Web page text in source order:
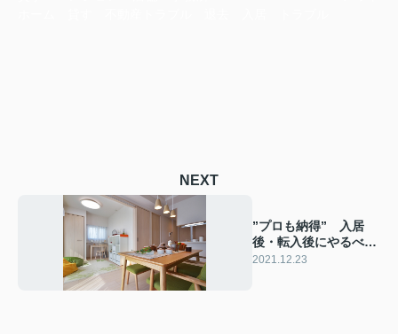
NEXT
”プロも納得” 入居
後・転入後にやるべき
手続きとは
2021.12.23